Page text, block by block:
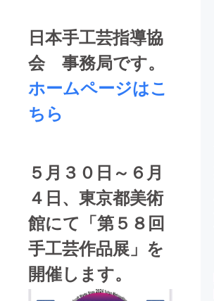
日本手工芸指導協
会 事務局です。
ホームページはこ
ちら
５月３０日～６月
４日、東京都美術
館にて「第５８回
手工芸作品展」を
開催します。